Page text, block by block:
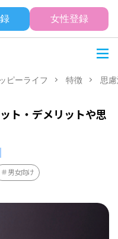
女性登録
ピーライフ 特徴 思
ト・デメリットや思
男女向け